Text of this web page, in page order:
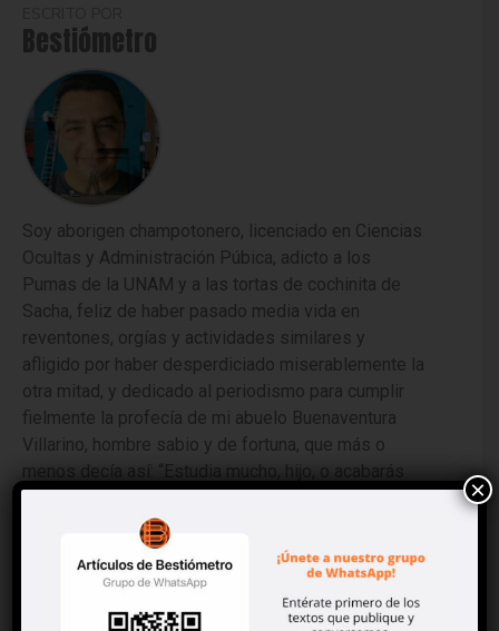
Bestiómetro
Soy aborigen champotonero, licenciado en Ciencias
Ocultas y Administración Púbica, adicto a los
Pumas de la UNAM y a las tortas de cochinita de
Sacha, feliz de haber pasado media vida en
reventones, orgías y actividades similares y
afligido por haber desperdiciado miserablemente la
otra mitad, y dedicado al periodismo para cumplir
fielmente la profecía de mi abuelo Buenaventura
Villarino, hombre sabio y de fortuna, que más o
menos decía así: “Estudia mucho, hijo, o acabarás
de periodista”. Besitos. Tantán.
Haz clic para escribir un comentario
×